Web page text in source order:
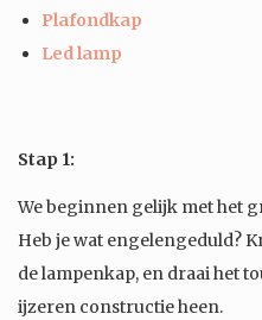
Plafondkap
Led lamp
Stap 1:
We beginnen gelijk met het
Heb je wat engelengeduld?
de lampenkap, en draai het
ijzeren constructie heen.